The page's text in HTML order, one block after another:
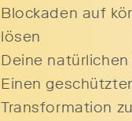
Blockaden auf
lösen
Deine
Einen
Transformation